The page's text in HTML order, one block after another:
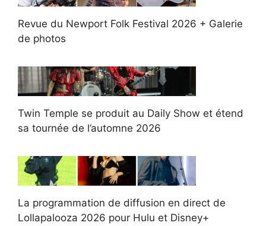
Revue du Newport Folk Festival 2026 + Galerie
de photos
Twin Temple se produit au Daily Show et étend
sa tournée de l’automne 2026
La programmation de diffusion en direct de
Lollapalooza 2026 pour Hulu et Disney+